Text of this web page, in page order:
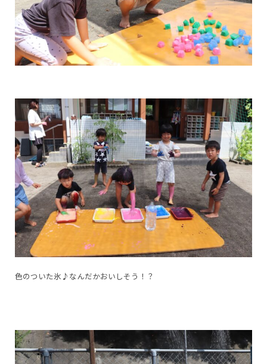
色のついた氷♪なんだかおいしそう！？